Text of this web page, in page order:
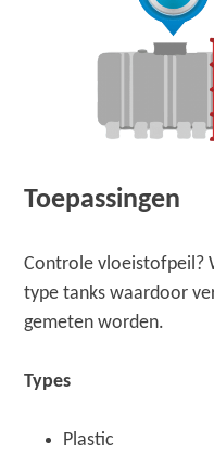
Toepassingen
Controle vloeistofpeil?
type tanks waardoor
gemeten worden.
Types
Plastic